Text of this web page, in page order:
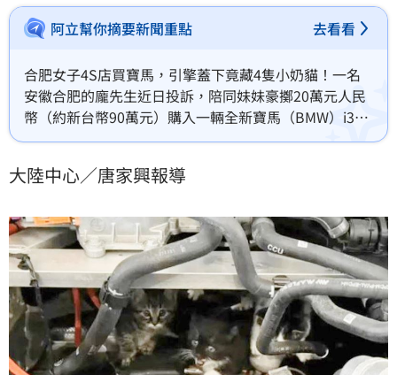
阿立幫你摘要新聞重點 去看看
合肥女子4S店買寶馬，引擎蓋下竟藏4隻小奶貓！一名
安徽合肥的龐先生近日投訴，陪同妹妹豪擲20萬元人民
幣（約新台幣90萬元）購入一輛全新寶馬（BMW）i3，
沒想到車子才開回家不到兩天，引擎蓋內竟傳出陣陣微
客」，讓原本提新車的喜悅瞬間變調。(記者唐家興)
大陸中心／唐家興報導